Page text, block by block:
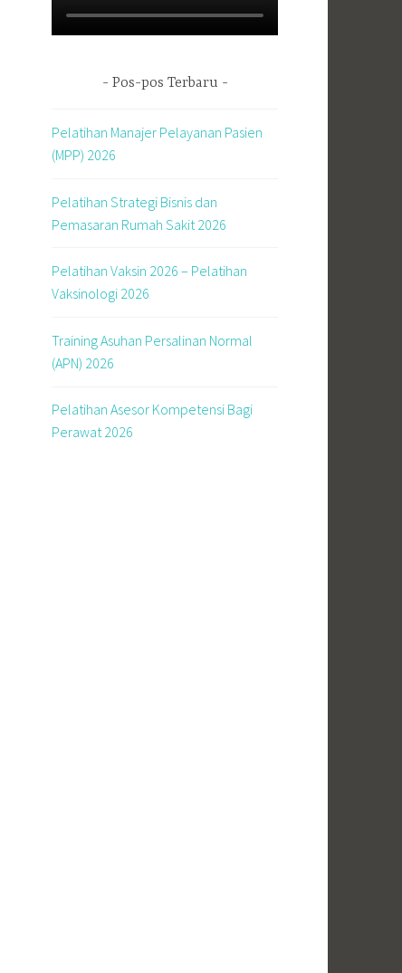
Pos-pos Terbaru
Pelatihan Manajer Pelayanan Pasien
(MPP) 2026
Pelatihan Strategi Bisnis dan
Pemasaran Rumah Sakit 2026
Pelatihan Vaksin 2026 – Pelatihan
Vaksinologi 2026
Training Asuhan Persalinan Normal
(APN) 2026
Pelatihan Asesor Kompetensi Bagi
Perawat 2026